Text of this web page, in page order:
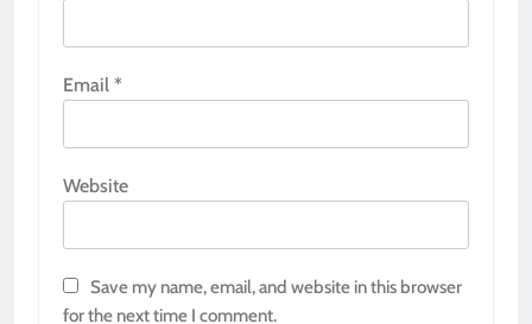
Email *
Website
Save my name, email, and website in this browser
for the next time I comment.